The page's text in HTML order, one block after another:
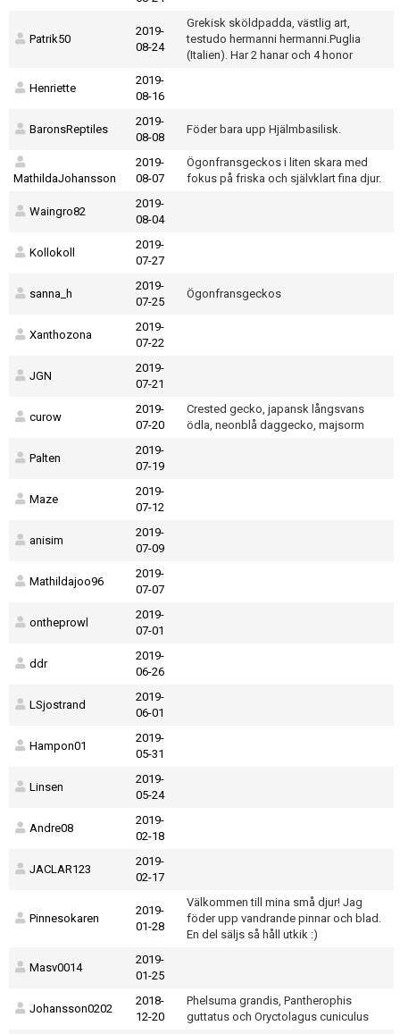
Patrik50
2019-
08-24
Grekisk sköldpadda, västlig art,
testudo hermanni hermanni.Puglia
(Italien). Har 2 hanar och 4 honor
Henriette
2019-
08-16
BaronsReptiles
2019-
08-08
Föder bara upp Hjälmbasilisk.
MathildaJohansson
2019-
08-07
Ögonfransgeckos i liten skara med
fokus på friska och självklart fina djur.
Waingro82
2019-
08-04
Kollokoll
2019-
07-27
sanna_h
2019-
07-25
Ögonfransgeckos
Xanthozona
2019-
07-22
JGN
2019-
07-21
curow
2019-
07-20
Crested gecko, japansk långsvans
ödla, neonblå daggecko, majsorm
Palten
2019-
07-19
Maze
2019-
07-12
anisim
2019-
07-09
Mathildajoo96
2019-
07-07
ontheprowl
2019-
07-01
ddr
2019-
06-26
LSjostrand
2019-
06-01
Hampon01
2019-
05-31
Linsen
2019-
05-24
Andre08
2019-
02-18
JACLAR123
2019-
02-17
Pinnesokaren
2019-
01-28
Välkommen till mina små djur! Jag
föder upp vandrande pinnar och blad.
En del säljs så håll utkik :)
Masv0014
2019-
01-25
Johansson0202
2018-
12-20
Phelsuma grandis, Pantherophis
guttatus och Oryctolagus cuniculus